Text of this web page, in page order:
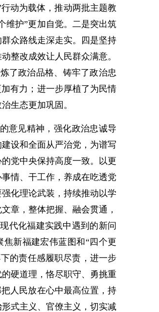
动为载体，推动两批主题教
维护”更加自觉。二是突出筑
众路线走深走实。四是坚持
整改成效让人民群众满意。
了政治品格、铸牢了政治忠
有力；进一步厚植了为民情
生态更加巩固。
意见精神，强化政治忠诚导
设和全面从严治党，为谱写
党中央保持高度一致。以更
情、干工作，养成在吃透党
化理论武装，持续推动以学
章，整体把握、融会贯通，
代化福建实践中遇到的新问
新福建宏伟蓝图和“四个更
的责任感履职尽责，进一步
硬道理，恪尽职守、勇挑重
人民放在心中最高位置，持
式主义、官僚主义，切实减